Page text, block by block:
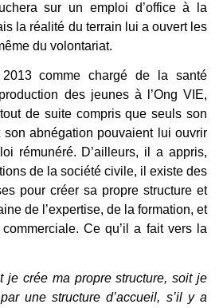
sur un emploi d’office à la
la réalité du terrain lui a ouvert les
du volontariat.
comme chargé de la santé
des jeunes à l’Ong VIE,
de suite compris que seuls son
son abnégation pouvaient lui ouvrir
rémunéré. D’ailleurs, il a appris,
de la société civile, il existe des
pour créer sa propre structure et
de l’expertise, de la formation, et
Ce qu’il a fait vers la
crée ma propre structure, soit je
une structure d’accueil, s’il y a